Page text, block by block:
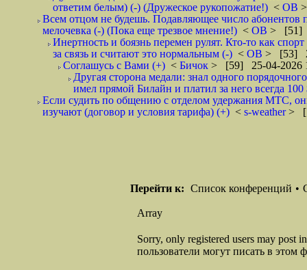
ответим белым) (-) (Дружеское рукопожатие!) < ОВ
Всем отцом не будешь. Подавляющее число
мелочевка (-) (Пока еще трезвое мнение!) < ОВ > [51]
Инертность и боязнь перемен рулят. Кто-то как
за связь и считают это нормальным (-) < ОВ > [53]
Соглашусь с Вами (+) < Бичок > [59] 25-04-2026
Другая сторона медали: знал одного
имел прямой Билайн и платил за него всегда
Если судить по общению с отделом удержания МТС,
изучают (договор и условия тарифа) (+) < s-weather>
Перейти к: Список конференций •
Array
Sorry, only registered users may post
пользователи могут писать в этом